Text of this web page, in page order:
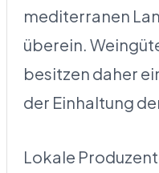
mediterranen
überein.
besitzen daher
der Einhaltung
Lokale